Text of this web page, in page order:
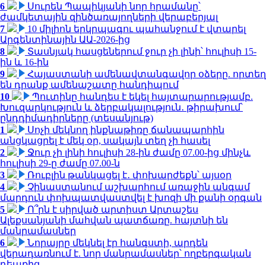
6
Սուրեն Պապիկյանի նոր հրամանը՝
ժամկետային զինծառայողների վերաբերյալ
7
10 միլիոն երկրպագու պահանջում է վտարել
Արգենտինային ԱԱ-2026-ից
8
Տասնյակ հասցեներում ջուր չի լինի՝ հուլիսի 15-
ին և 16-ին
9
Հայաստանի ամենավտանգավոր օձերը. որտեղ
են դրանք ամենաշատը հանդիպում
10
Պուտինը հանդես է եկել հայտարարությամբ.
Խուզարկություն և ձերբակալություն․ թիրախում՝
ընդդիմադիրները (տեսանյութ)
1
Սոչի մեկնող ինքնաթիռը ճանապարհին
անցկացրել է մեկ օր, սակայն տեղ չի հասել
2
Ջուր չի լինի հուլիսի 28-ին ժամը 07.00-ից մինչև
հուլիսի 29-ը ժամը 07.00-ն
3
Ռուբլին թանկացել է․ փոխարժեքն՝ այսօր
4
Չինաստանում աշխարհում առաջին անգամ
մարդուն փոխպատվաստվել է խոզի մի քանի օրգան
5
Ո՞րն է սիրված արտիստ Արտաշես
Ալեքսանյանի մահվան պատճառը. հայտնի են
մանրամասներ
6
Նորայրը մեկնել էր հանգստի, արդեն
վերադառնում է. նոր մանրամասներ՝ ողբերգական